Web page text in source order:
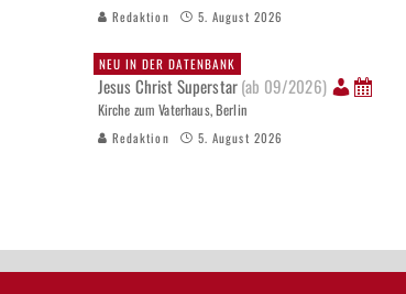
Redaktion 5. August 2026
NEU IN DER DATENBANK
Jesus Christ Superstar(ab 09/2026)
Kirche zum Vaterhaus, Berlin
Redaktion 5. August 2026